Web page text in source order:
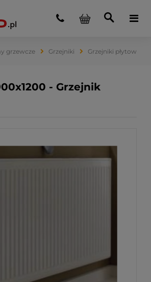
grzewcze Grzejniki Grzejniki płytowe
- Grzejnik